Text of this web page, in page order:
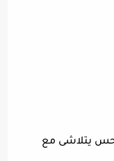
بنبضات و حس يتلاشى مع